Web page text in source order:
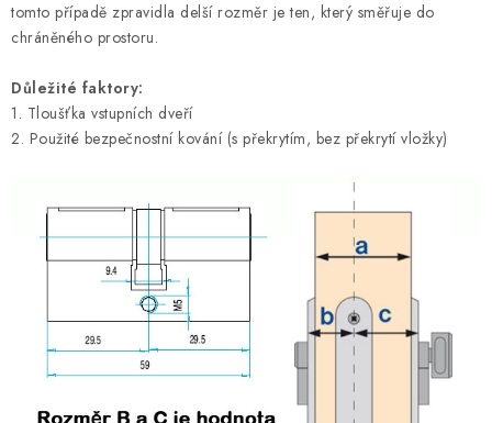
STAVEBNÍ POUZDRA
POKLADNIČKY NA ZÁMEK
SCHRÁNKY NA KLÍČE
TREZORY
ZNAČKY
O nás GDPR Poštovné
Vrácení zboží
Oboroví ODBORNÍCI
tomto případě zpravidla delší rozměr je ten, který směřuje do
chráněného prostoru.
Důležité faktory:
1. Tloušťka vstupních dveří
2. Použité bezpečnostní kování (s překrytím, bez překrytí vložky)